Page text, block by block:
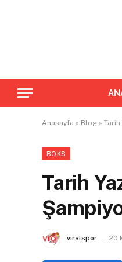
Anasayfa » Blog »
BOKS
Tarih
viralspor 20